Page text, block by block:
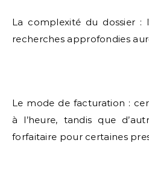
La complexité du dossier :
recherches approfondies
Le mode de facturation :
à l’heure, tandis que
forfaitaire pour certaines